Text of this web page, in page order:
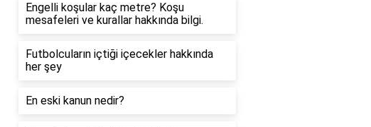
Engelli koşular kaç metre? Koşu
mesafeleri ve kurallar hakkında bilgi.
Futbolcuların içtiği içecekler hakkında
her şey
En eski kanun nedir?